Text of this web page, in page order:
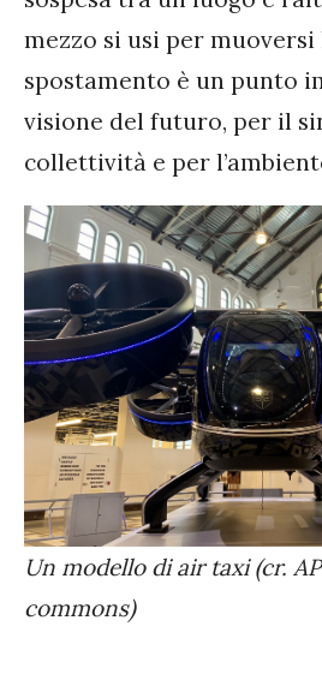
mezzo si usi per
spostamento è un punto
visione del futuro, per il
collettività e per
Un modello di air taxi (cr.
commons)